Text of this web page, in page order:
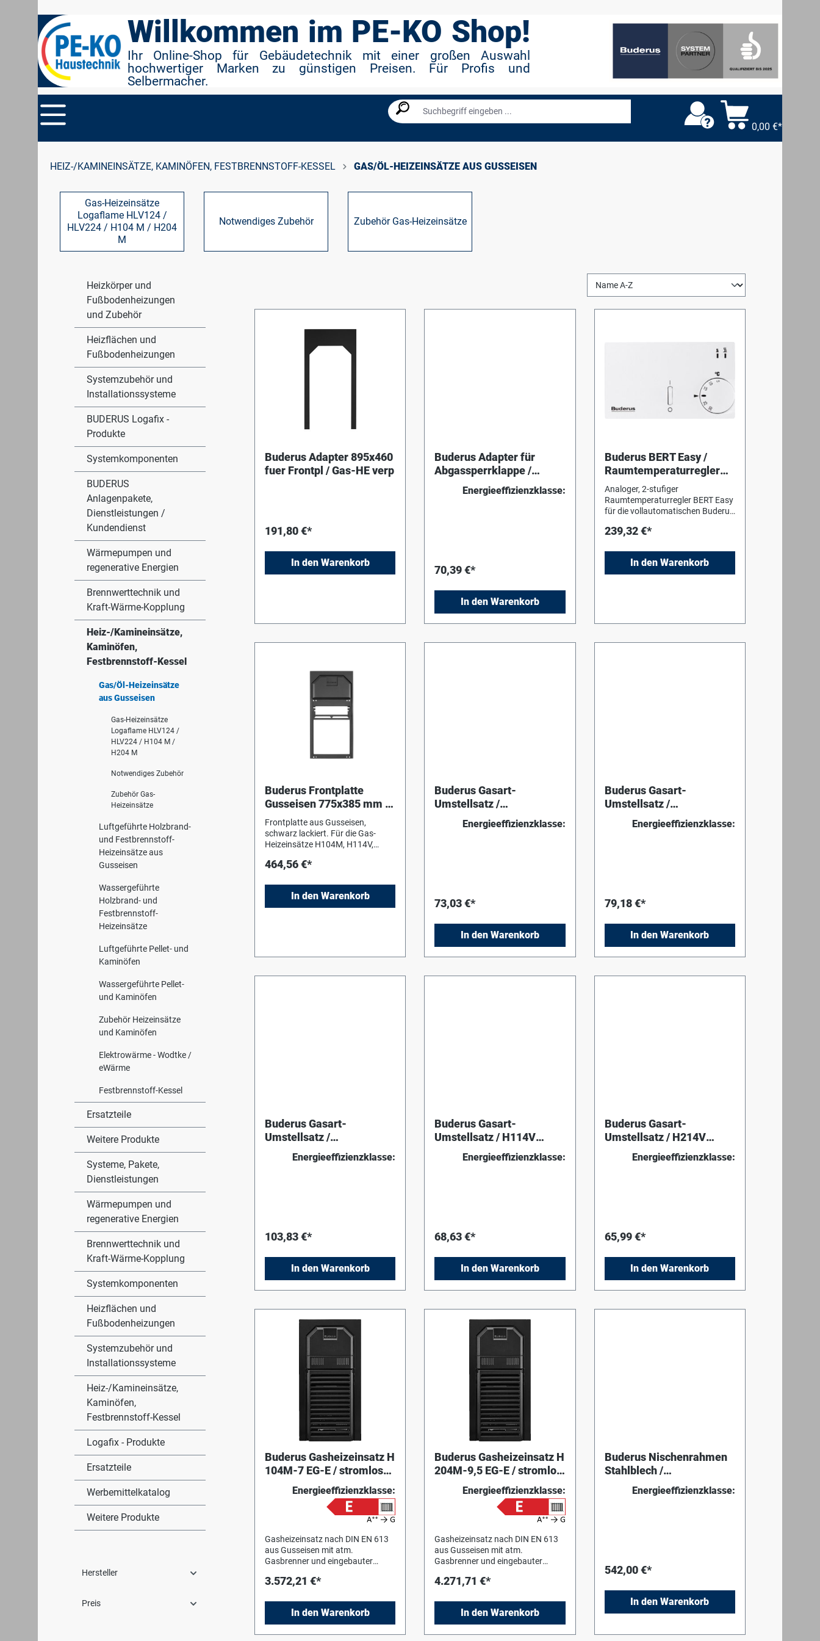
Suche springen
Willkommen im PE-KO Shop!
Ihr Online-Shop für Gebäudetechnik mit einer großen Auswahl
hochwertiger Marken zu günstigen Preisen. Für Profis und
Selbermacher.
0,00 €*
HEIZ-/KAMINEINSÄTZE, KAMINÖFEN, FESTBRENNSTOFF-KESSEL GAS/ÖL-HEIZEINSÄTZE AUS GUSSEISEN
Gas-Heizeinsätze
Logaflame HLV124 /
HLV224 / H104 M / H204
M
Notwendiges Zubehör Zubehör Gas-Heizeinsätze
Heizkörper und
Fußbodenheizungen
und Zubehör
Heizflächen und
Fußbodenheizungen
Systemzubehör und
Installationssysteme
BUDERUS Logafix -
Produkte
Systemkomponenten
BUDERUS
Anlagenpakete,
Dienstleistungen /
Kundendienst
Wärmepumpen und
regenerative Energien
Brennwerttechnik und
Kraft-Wärme-Kopplung
Heiz-/Kamineinsätze,
Kaminöfen,
Festbrennstoff-Kessel
Gas/Öl-Heizeinsätze
aus Gusseisen
Gas-Heizeinsätze
Logaflame HLV124 /
HLV224 / H104 M /
H204 M
Notwendiges Zubehör
Zubehör Gas-
Heizeinsätze
Luftgeführte Holzbrand-
und Festbrennstoff-
Heizeinsätze aus
Gusseisen
Wassergeführte
Holzbrand- und
Festbrennstoff-
Heizeinsätze
Luftgeführte Pellet- und
Kaminöfen
Wassergeführte Pellet-
und Kaminöfen
Zubehör Heizeinsätze
und Kaminöfen
Elektrowärme - Wodtke /
eWärme
Festbrennstoff-Kessel
Ersatzteile
Weitere Produkte
Systeme, Pakete,
Dienstleistungen
Wärmepumpen und
regenerative Energien
Brennwerttechnik und
Kraft-Wärme-Kopplung
Systemkomponenten
Heizflächen und
Fußbodenheizungen
Systemzubehör und
Installationssysteme
Heiz-/Kamineinsätze,
Kaminöfen,
Festbrennstoff-Kessel
Logafix - Produkte
Ersatzteile
Werbemittelkatalog
Weitere Produkte
Hersteller
Preis
Buderus Adapter 895x460
fuer Frontpl / Gas-HE verp
191,80 €*
In den Warenkorb
Buderus Adapter für
Abgassperrklappe /
Gasheizeinsätze
Energieeffizienzklasse:
70,39 €*
In den Warenkorb
Buderus BERT Easy /
Raumtemperaturregler
zweistufig
Analoger, 2-stufiger
Raumtemperaturregler BERT Easy
für die vollautomatischen Buderus
Temperatureinstellung erfolgt mit
239,32 €*
In den Warenkorb
Buderus Frontplatte
Gusseisen 775x385 mm /
für Gasheizeinsätze
Frontplatte aus Gusseisen,
schwarz lackiert. Für die Gas-
Heizeinsätze H104M, H114V,
464,56 €*
In den Warenkorb
Buderus Gasart-
Umstellsatz /
H104M_H204M Erdgas E
(G20) DE
Energieeffizienzklasse:
73,03 €*
In den Warenkorb
Buderus Gasart-
Umstellsatz /
H104M_H204M Erdgas LL
(G25) DE
Energieeffizienzklasse:
79,18 €*
In den Warenkorb
Buderus Gasart-
Umstellsatz /
H104M_H204M
Flüssiggas (G30) DE
Energieeffizienzklasse:
103,83 €*
In den Warenkorb
Buderus Gasart-
Umstellsatz / H114V
Erdgas E (G20) auf Erdgas
LL (G25)
Energieeffizienzklasse:
68,63 €*
In den Warenkorb
Buderus Gasart-
Umstellsatz / H214V
Erdgas E (G20) auf Erdgas
LL (G25)
Energieeffizienzklasse:
65,99 €*
In den Warenkorb
Buderus Gasheizeinsatz H
104M-7 EG-E / stromlos
modulierend
Energieeffizienzklasse:
Gasheizeinsatz nach DIN EN 613
aus Gusseisen mit atm.
Gasbrenner und eingebauter
mit einer thermischen
oder von rechts erfolgen.
Gasbrenner ohne Gebläse arbeitet
stromlos modulierend in
3.572,21 €*
In den Warenkorb
Buderus Gasheizeinsatz H
204M-9,5 EG-E / stromlos
modulierend
Energieeffizienzklasse:
Gasheizeinsatz nach DIN EN 613
aus Gusseisen mit atm.
Gasbrenner und eingebauter
mit einer thermischen
oder von rechts erfolgen.
Gasbrenner ohne Gebläse arbeitet
stromlos modulierend in
4.271,71 €*
In den Warenkorb
Buderus Nischenrahmen
Stahlblech /
Gasheizeinsätze
Energieeffizienzklasse:
542,00 €*
In den Warenkorb